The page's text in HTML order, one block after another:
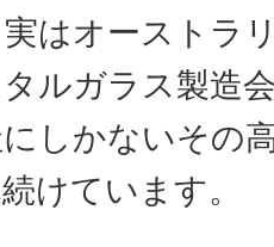
はオーストラ
ルガラス製造
しかないその
けています。